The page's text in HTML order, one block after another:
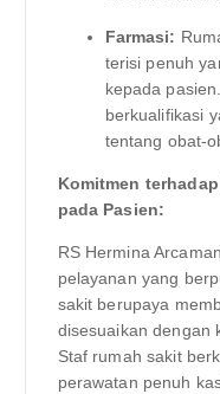
Farmasi:
terisi penuh
kepada
berkualifikasi
tentang obat-
Komitmen
pada Pasien:
RS Hermina
pelayanan yang
sakit berupaya
disesuaikan dengan
Staf rumah sakit
perawatan penuh